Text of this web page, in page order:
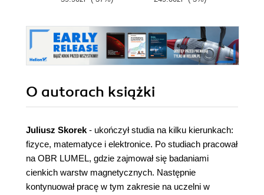
O autorach książki
Juliusz Skorek - ukończył studia na kilku kierunkach:
fizyce, matematyce i elektronice. Po studiach pracował
na OBR LUMEL, gdzie zajmował się badaniami
cienkich warstw magnetycznych. Następnie
kontynuował pracę w tym zakresie na uczelni w